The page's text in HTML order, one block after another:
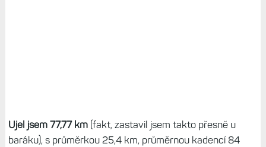
Ujel jsem 77,77 km(fakt, zastavil jsem takto přesně u
baráku), s průměrkou 25,4 km, průměrnou kadencí 84